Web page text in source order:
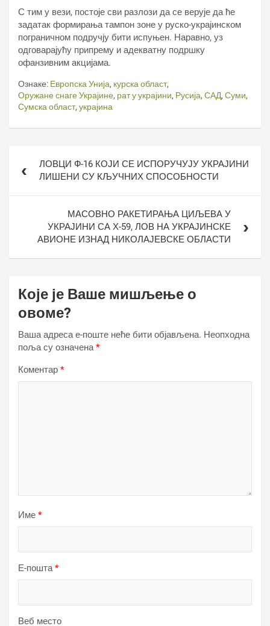
С тим у вези, постоје сви разлози да се верује да ће
задатак формирања тампон зоне у руско-украјинском
пограничном подручју бити испуњен. Наравно, уз
одговарајућу припрему и адекватну подршку
офанзивним акцијама.
Ознаке: Европска Унија, курска област,
Оружане снаге Украјине, рат у украјини, Русија, САД, Суми,
Сумска област, украјина
чланкаЛОВЦИ Ф-16 КОЈИ СЕ ИСПОРУЧУЈУ УКРАЈИНИ
ЛИШЕНИ СУ КЉУЧНИХ СПОСОБНОСТИ
МАСОВНО РАКЕТИРАЊА ЦИЉЕВА У
УКРАЈИНИ СА Х-59, ЛОВ НА УКРАЈИНСКЕ
АВИОНЕ ИЗНАД НИКОЛАЈЕВСКЕ ОБЛАСТИ
Које је Ваше мишљење о
овоме?
Ваша адреса е-поште неће бити објављена. Неопходна
поља су означена*
Коментар *
Име *
Е-пошта*
Веб место